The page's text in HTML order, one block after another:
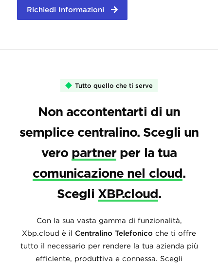
Richiedi Informazioni
Tutto quello che ti serve
Non accontentarti di un
semplice centralino. Scegli un
vero partnerper la tua
comunicazione nel cloud .
Scegli XBP.cloud .
Con la sua vasta gamma di funzionalità,
Xbp.cloud è il Centralino Telefonico che ti offre
tutto il necessario per rendere la tua azienda più
efficiente, produttiva e connessa. Scegli